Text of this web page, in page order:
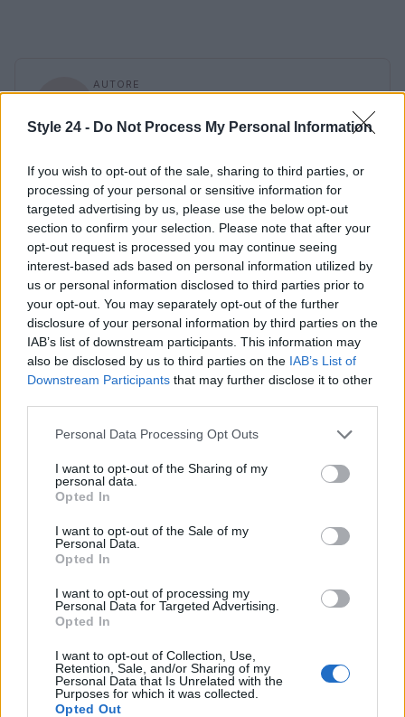
Style 24 - Do Not Process My Personal Information
If you wish to opt-out of the sale, sharing to third parties, or
processing of your personal or sensitive information for
targeted advertising by us, please use the below opt-out
section to confirm your selection. Please note that after your
opt-out request is processed you may continue seeing
interest-based ads based on personal information utilized by
us or personal information disclosed to third parties prior to
your opt-out. You may separately opt-out of the further
disclosure of your personal information by third parties on the
IAB’s list of downstream participants. This information may
also be disclosed by us to third parties on the IAB’s List of
Downstream Participants that may further disclose it to other
Please note that this website/app uses one or more Google
not limited to your visit or usage behaviour. You may click to
grant or deny consent to Google and its third-party tags to
use your data for below specified purposes in below Google
consent section.
Personal Data Processing Opt Outs
I want to opt-out of the Sharing of my
personal data.
Opted In
I want to opt-out of the Sale of my
Personal Data.
Opted In
I want to opt-out of processing my
Personal Data for Targeted Advertising.
Opted In
I want to opt-out of Collection, Use,
Retention, Sale, and/or Sharing of my
Personal Data that Is Unrelated with the
Purposes for which it was collected.
Opted Out
AUTORE
Continua a leggere
BELLEZZA